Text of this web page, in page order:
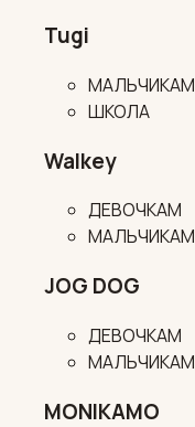
Tugi
МАЛЬЧИКАМ
ШКОЛА
Walkey
ДЕВОЧКАМ
МАЛЬЧИКАМ
JOG DOG
ДЕВОЧКАМ
МАЛЬЧИКАМ
MONIKAMO